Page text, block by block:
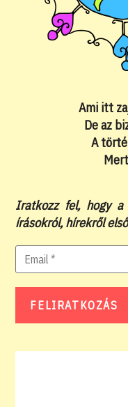
Ami itt
De az
A
Iratkozz fel, hogy a
írásokról, hírekről